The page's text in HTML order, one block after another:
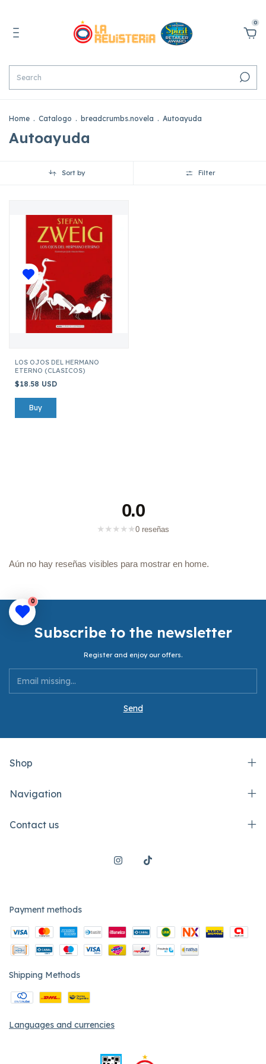
0
Home . Catalogo . breadcrumbs.novela . Autoayuda
Autoayuda
Sort by Filter
LOS OJOS DEL HERMANO
ETERNO (CLASICOS)
$18.58 USD
0.0
★ ★ ★ ★ ★0 reseñas
Aún no hay reseñas visibles para mostrar en home.
Subscribe to the newsletter
Register and enjoy our offers.
Shop
Navigation
Contact us
Payment methods
Shipping Methods
Languages and currencies
0